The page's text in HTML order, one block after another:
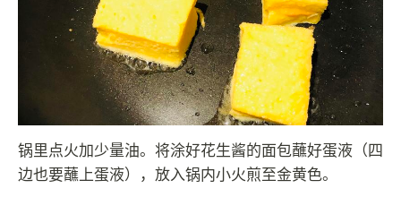
锅里点火加少量油。将涂好花生酱的面包蘸好蛋液（四
边也要蘸上蛋液），放入锅内小火煎至金黄色。